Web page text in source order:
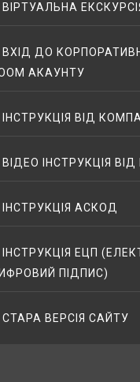
ВІРТУАЛЬНА
ВХІД ДО
АКАУНТУ
ІНСТРУКЦІЯ ВІД
ВІДЕО ІНСТРУКЦІЯ
ІНСТРУКЦІЯ АСКОД
ІНСТРУКЦІЯ ЕЦП
ПІДПИС)
СТАРА ВЕРСІЯ САЙТУ